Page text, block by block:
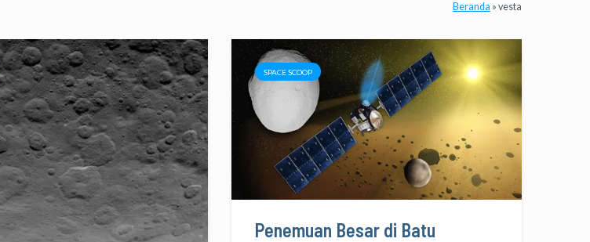
Beranda » vesta
SPACE SCOOP
Penemuan Besar di Batu